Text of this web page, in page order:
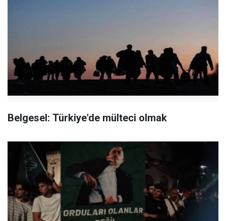
Belgesel: Türkiye'de mülteci olmak